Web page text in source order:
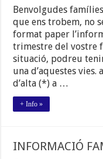
Benvolgudes
que ens trobem, no
format paper
trimestre del vostre
situació, podreu
una d’aquestes vies.
d’alta (*) a …
+ Info »
INFORMACIÓ